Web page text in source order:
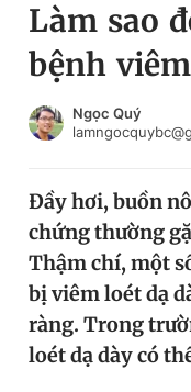
Chuyên mục
Chuyên mục khác
Tin thị trường
Video
Sản phẩm khác
Đổi mật khẩu
Tin đã lưu
Tin đã xem
Đăng xuất
Làm sao
bệnh
Ngọc Quý
Đầy hơi, buồn
chứng thường
Thậm chí, một
bị viêm loét dạ
ràng. Trong
loét dạ dày có